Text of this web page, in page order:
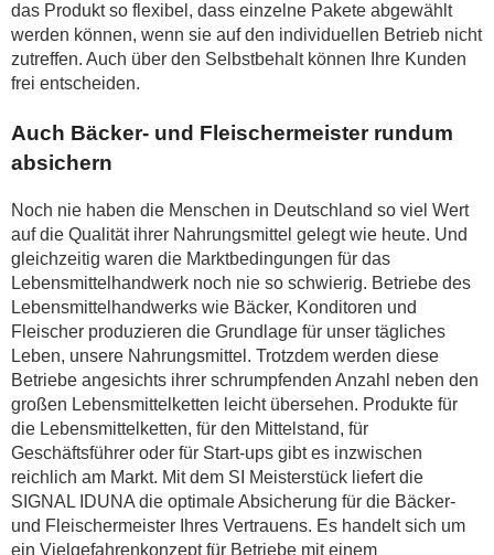
das Produkt so flexibel, dass einzelne Pakete abgewählt
werden können, wenn sie auf den individuellen Betrieb nicht
zutreffen. Auch über den Selbstbehalt können Ihre Kunden
frei entscheiden.
Auch Bäcker- und Fleischermeister rundum
absichern
Noch nie haben die Menschen in Deutschland so viel Wert
auf die Qualität ihrer Nahrungsmittel gelegt wie heute. Und
gleichzeitig waren die Marktbedingungen für das
Lebensmittelhandwerk noch nie so schwierig. Betriebe des
Lebensmittelhandwerks wie Bäcker, Konditoren und
Fleischer produzieren die Grundlage für unser tägliches
Leben, unsere Nahrungsmittel. Trotzdem werden diese
Betriebe angesichts ihrer schrumpfenden Anzahl neben den
großen Lebensmittelketten leicht übersehen. Produkte für
die Lebensmittelketten, für den Mittelstand, für
Geschäftsführer oder für Start-ups gibt es inzwischen
reichlich am Markt. Mit dem SI Meisterstück liefert die
SIGNAL IDUNA die optimale Absicherung für die Bäcker-
und Fleischermeister Ihres Vertrauens. Es handelt sich um
ein Vielgefahrenkonzept für Betriebe mit einem